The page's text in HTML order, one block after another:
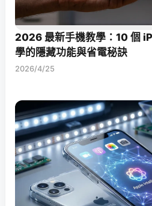
2026 最新手機教學：10 個
學的隱藏功能與省電秘訣
2026/4/25